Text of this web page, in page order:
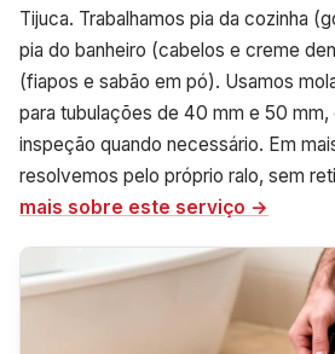
Tijuca. Trabalhamos pia da cozinha
pia do banheiro (cabelos e creme
(fiapos e sabão em pó). Usamos
para tubulações de 40 mm e 50
inspeção quando necessário. Em
resolvemos pelo próprio ralo, sem
mais sobre este serviço →